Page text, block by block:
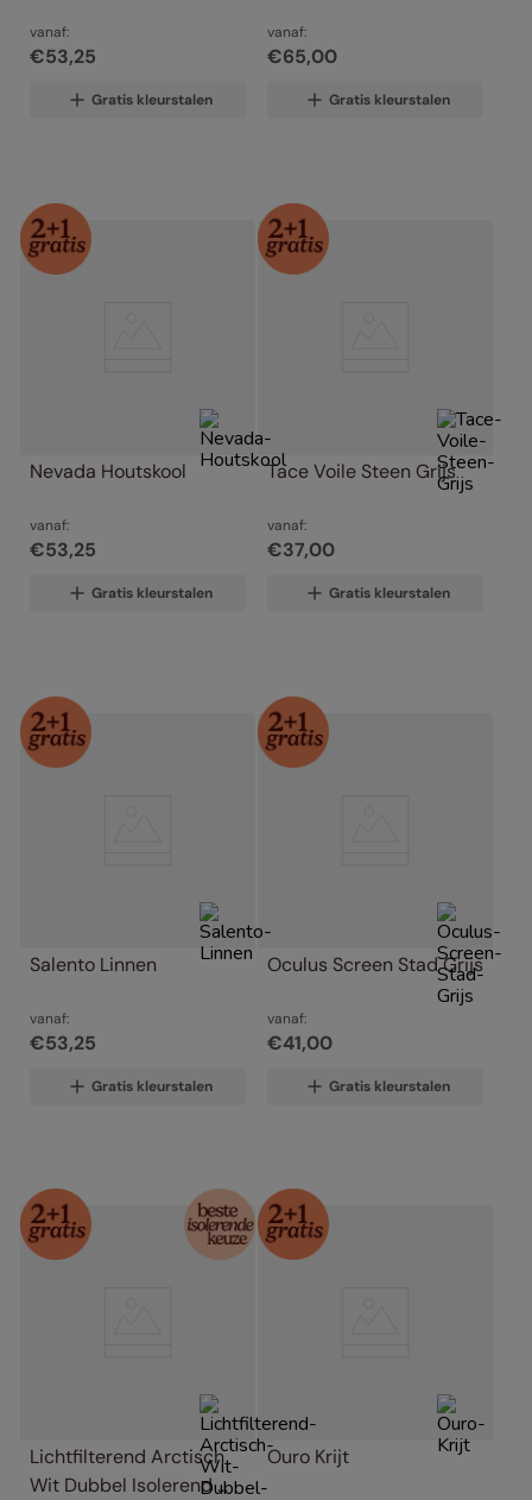
vanaf:
€53,25
Gratis kleurstalen
vanaf:
€65,00
Gratis kleurstalen
Nevada Houtskool
vanaf:
€53,25
Gratis kleurstalen
Tace Voile Steen Grijs
vanaf:
€37,00
Gratis kleurstalen
Salento Linnen
vanaf:
€53,25
Gratis kleurstalen
Oculus Screen Stad Grijs
vanaf:
€41,00
Gratis kleurstalen
Lichtfilterend Arctisch
Wit Dubbel Isolerend
Ouro Krijt